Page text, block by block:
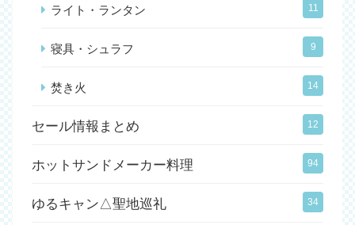
ライト・ランタン 11
寝具・シュラフ 9
焚き火 14
セール情報まとめ 12
ホットサンドメーカー料理 94
ゆるキャン△聖地巡礼 34